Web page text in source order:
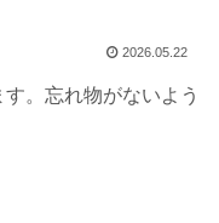
2026.05.22
。忘れ物がないよう